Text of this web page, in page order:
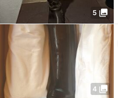
5 photo_library
4 photo_library